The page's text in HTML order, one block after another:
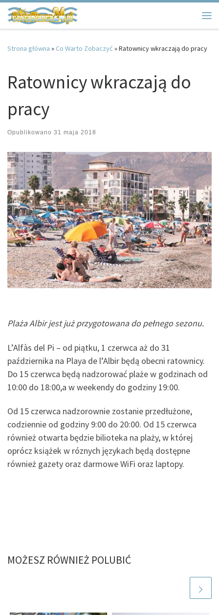
Przejdź do treści
Strona główna »Co Warto Zobaczyć »Ratownicy wkraczają do pracy
Ratownicy wkraczają do
pracy
Opublikowano 31 maja 2018
Plaża Albir jest już przygotowana do pełnego sezonu.
L’Alfàs del Pi – od piątku, 1 czerwca aż do 31
października na Playa de l’Albir będą obecni ratownicy.
Do 15 czerwca będą nadzorować plaże w godzinach od
10:00 do 18:00,a w weekendy do godziny 19:00.
Od 15 czerwca nadzorownie zostanie przedłużone,
codziennie od godziny 9:00 do 20:00. Od 15 czerwca
również otwarta będzie bilioteka na plaży, w której
oprócz książek w róznych językach będą dostępne
również gazety oraz darmowe WiFi oraz laptopy.
MOŻESZ RÓWNIEŻ POLUBIĆ